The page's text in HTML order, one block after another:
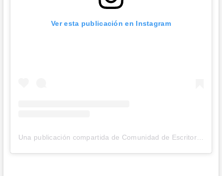
Ver esta publicación en Instagram